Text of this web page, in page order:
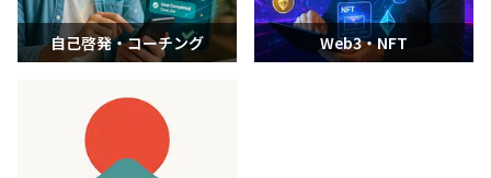
自己啓発・コーチング Web3・NFT